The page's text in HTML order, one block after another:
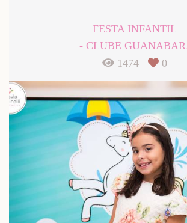
FESTA INFANTIL
CLUBE
1474
0